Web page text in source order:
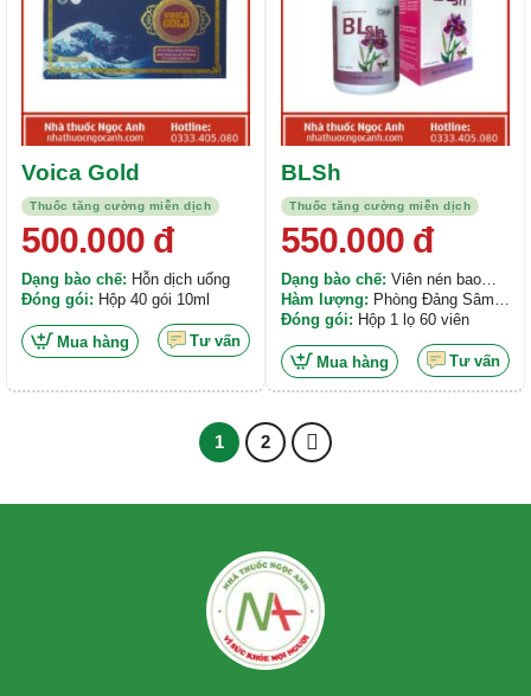
Thuốc tăng cường miễn dịch
Voica Gold
500.000đ
Dạng bào chế: Hỗn dịch uống
Đóng gói: Hộp 40 gói 10ml
Mua hàng Tư vấn
Thuốc tăng cường miễn dịch
BLSh
550.000đ
Dạng bào chế: Viên nén bao
phim
Hàm lượng: Phòng Đảng Sâm
725mg, Xạ Đen 605mg, Ngũ Gia
Đóng gói: Hộp 1 lọ 60 viên
Mua hàng Tư vấn
1 2